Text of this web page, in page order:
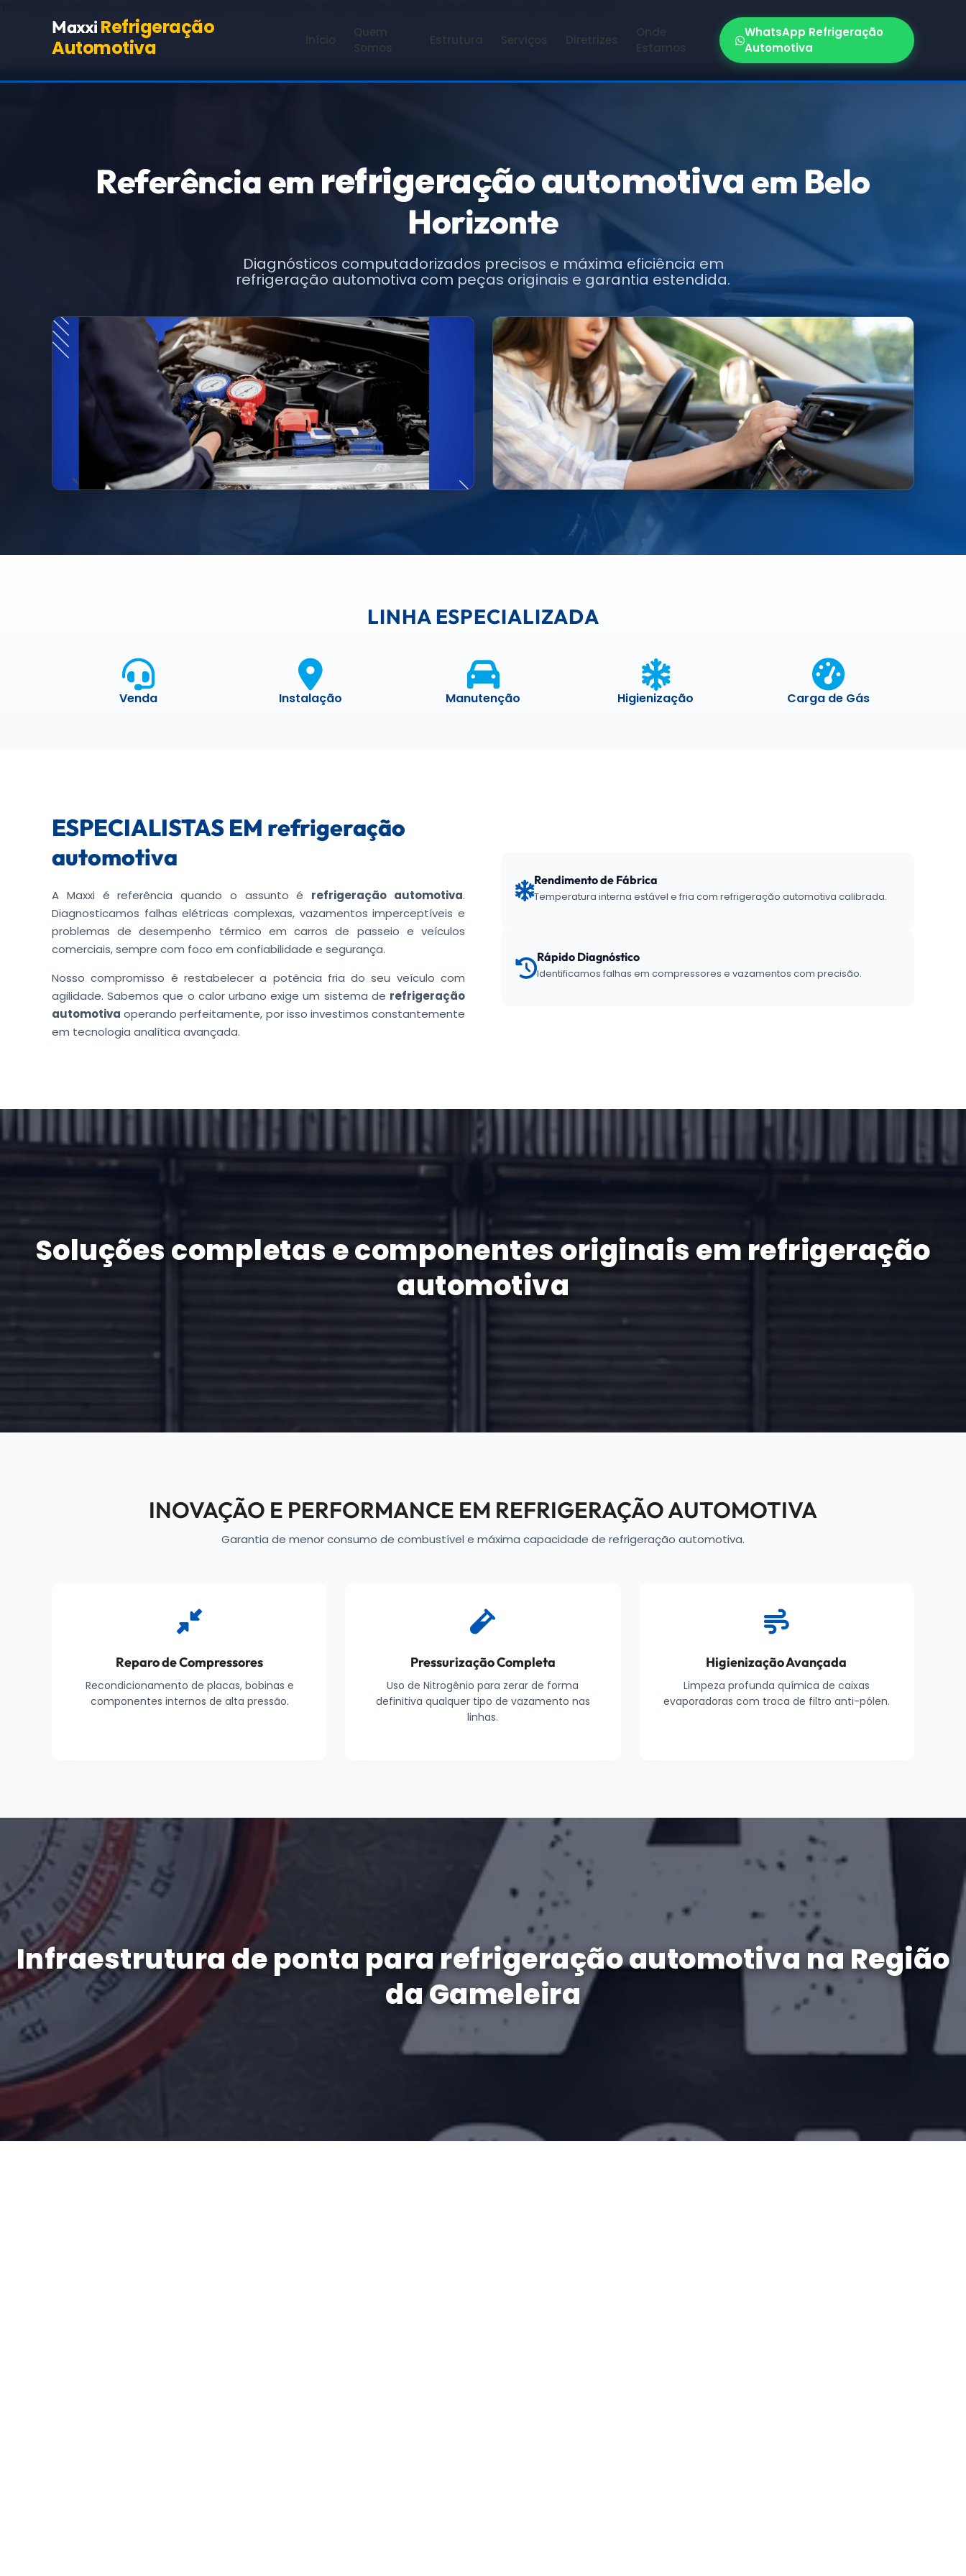
Maxxi Refrigeração
Automotiva
Início
Quem
Somos
Estrutura Serviços Diretrizes
Onde
Estamos
WhatsApp Refrigeração
Automotiva
Referência em refrigeração automotivaem Belo
Horizonte
Diagnósticos computadorizados precisos e máxima eficiência em
refrigeração automotiva com peças originais e garantia estendida.
LINHA ESPECIALIZADA
Venda Instalação Manutenção Higienização Carga de Gás
ESPECIALISTAS EM refrigeração
automotiva
A Maxxi é referência quando o assunto é refrigeração automotiva.
Diagnosticamos falhas elétricas complexas, vazamentos imperceptíveis e
problemas de desempenho térmico em carros de passeio e veículos
comerciais, sempre com foco em confiabilidade e segurança.
Nosso compromisso é restabelecer a potência fria do seu veículo com
agilidade. Sabemos que o calor urbano exige um sistema de refrigeração
automotiva operando perfeitamente, por isso investimos constantemente
em tecnologia analítica avançada.
Rendimento de Fábrica
Temperatura interna estável e fria com refrigeração automotiva calibrada.
Rápido Diagnóstico
Identificamos falhas em compressores e vazamentos com precisão.
Soluções completas e componentes originais em refrigeração
automotiva
INOVAÇÃO E PERFORMANCE EM REFRIGERAÇÃO AUTOMOTIVA
Garantia de menor consumo de combustível e máxima capacidade de refrigeração automotiva.
Reparo de Compressores
Recondicionamento de placas, bobinas e
componentes internos de alta pressão.
Pressurização Completa
Uso de Nitrogênio para zerar de forma
definitiva qualquer tipo de vazamento nas
linhas.
Higienização Avançada
Limpeza profunda química de caixas
evaporadoras com troca de filtro anti-pólen.
Infraestrutura de ponta para refrigeração automotiva na Região
da Gameleira